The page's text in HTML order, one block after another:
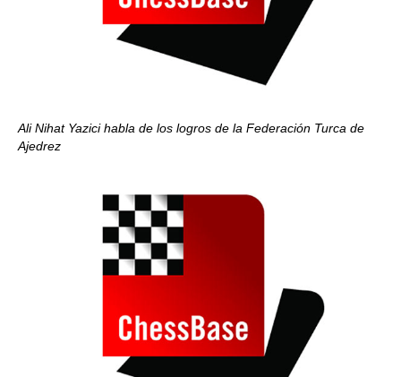
Ali Nihat Yazici habla de los logros de la Federación Turca de
Ajedrez